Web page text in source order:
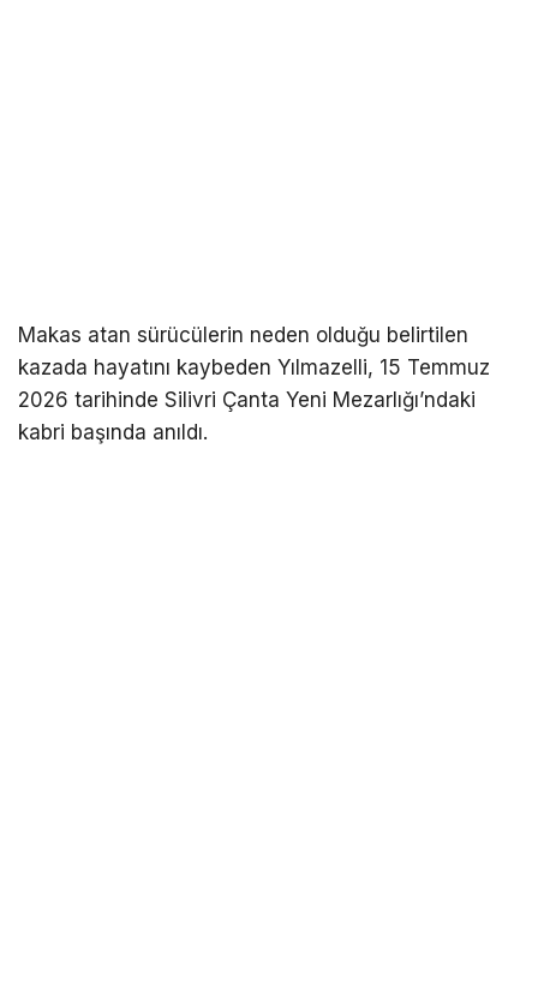
Makas atan sürücülerin neden olduğu belirtilen
kazada hayatını kaybeden Yılmazelli, 15 Temmuz
2026 tarihinde Silivri Çanta Yeni Mezarlığı’ndaki
kabri başında anıldı.